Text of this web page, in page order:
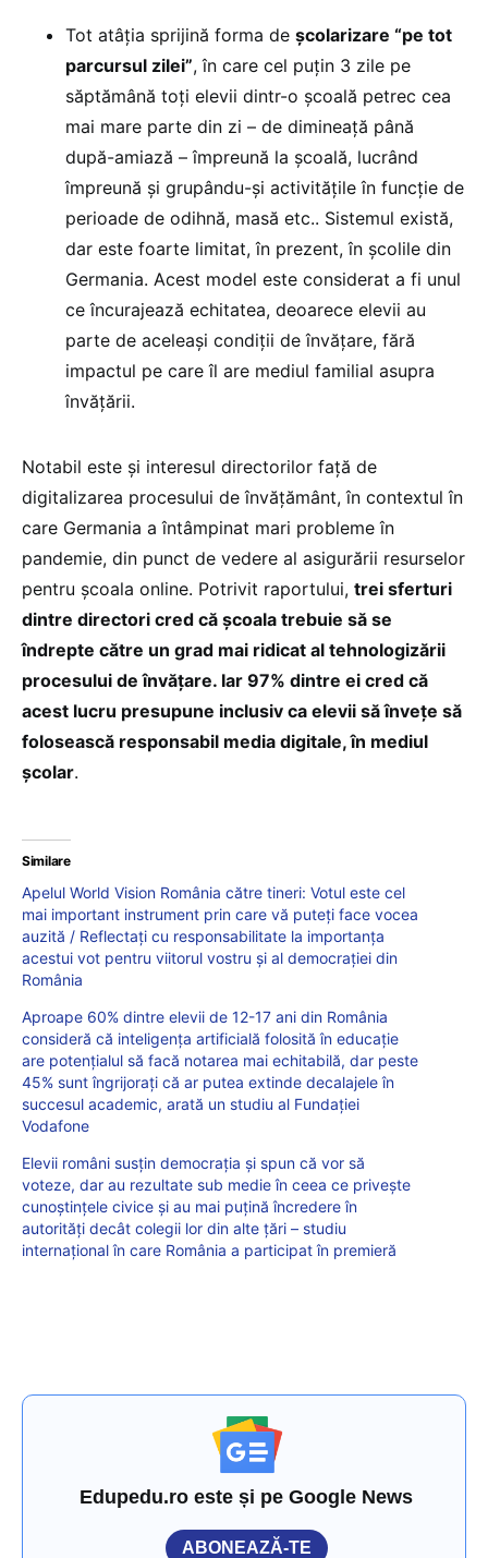
Tot atâția sprijină forma de școlarizare “pe tot
parcursul zilei”, în care cel puțin 3 zile pe
săptămână toți elevii dintr-o școală petrec cea
mai mare parte din zi – de dimineață până
după-amiază – împreună la școală, lucrând
împreună și grupându-și activitățile în funcție de
perioade de odihnă, masă etc.. Sistemul există,
dar este foarte limitat, în prezent, în școlile din
Germania. Acest model este considerat a fi unul
ce încurajează echitatea, deoarece elevii au
parte de aceleași condiții de învățare, fără
impactul pe care îl are mediul familial asupra
învățării.
Notabil este și interesul directorilor față de
digitalizarea procesului de învățământ, în contextul în
care Germania a întâmpinat mari probleme în
pandemie, din punct de vedere al asigurării resurselor
pentru școala online. Potrivit raportului, trei sferturi
dintre directori cred că școala trebuie să se
îndrepte către un grad mai ridicat al tehnologizării
procesului de învățare. Iar 97% dintre ei cred că
acest lucru presupune inclusiv ca elevii să învețe să
folosească responsabil media digitale, în mediul
școlar.
Similare
Apelul World Vision România către tineri: Votul este cel
mai important instrument prin care vă puteți face vocea
auzită / Reflectați cu responsabilitate la importanța
acestui vot pentru viitorul vostru și al democrației din
România
Aproape 60% dintre elevii de 12-17 ani din România
consideră că inteligența artificială folosită în educație
are potențialul să facă notarea mai echitabilă, dar peste
45% sunt îngrijorați că ar putea extinde decalajele în
succesul academic, arată un studiu al Fundației
Vodafone
Elevii români susțin democrația și spun că vor să
voteze, dar au rezultate sub medie în ceea ce privește
cunoștințele civice și au mai puțină încredere în
autorități decât colegii lor din alte țări – studiu
internațional în care România a participat în premieră
Edupedu.ro este și pe Google News
ABONEAZĂ-TE